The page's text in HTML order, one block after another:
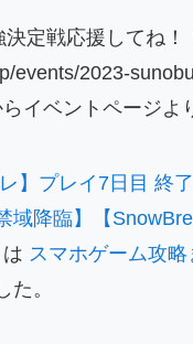
定戦応援してね！
events/2023-
イベントページよ
レ】プレイ7日目 終
域降臨】【
は スマホゲーム攻略
た。